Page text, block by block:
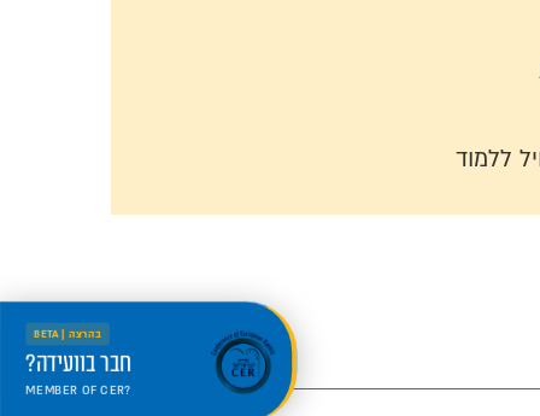
ללמוד
בהרצה | BETA
חבר בוועידה?
MEMBER OF CER?